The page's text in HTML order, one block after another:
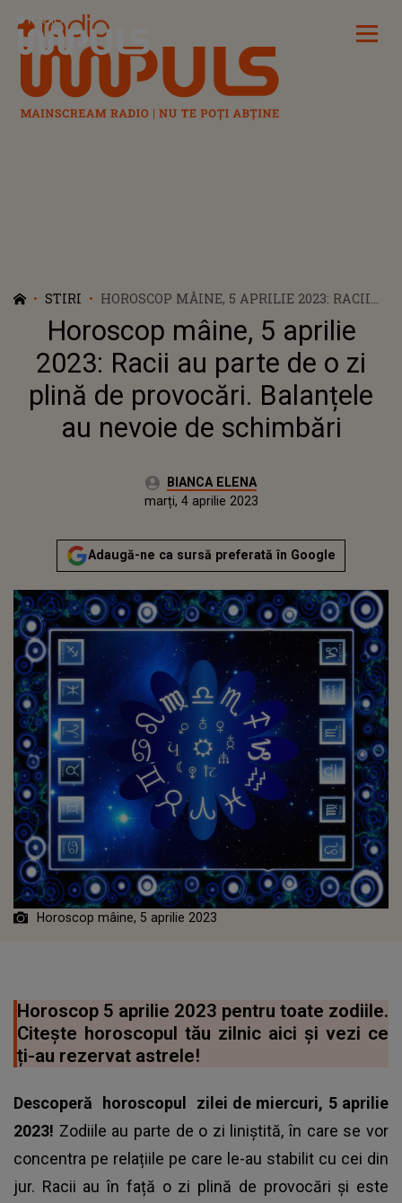
Radio Impuls
STIRI
HOROSCOP MÂINE, 5 APRILIE 2023: RACII
AU PARTE DE O ZI PLINĂ DE PROVOCĂRI.
BALANȚELE AU NEVOIE DE SCHIMBĂRI
Horoscop mâine, 5 aprilie
2023: Racii au parte de o zi
plină de provocări. Balanțele
au nevoie de schimbări
Autor:BIANCA ELENA
Actualizat:
marți, 4 aprilie 2023
Adaugă-ne ca sursă preferată în Google
Horoscop mâine, 5 aprilie 2023
Horoscop 5 aprilie 2023 pentru toate zodiile.
Citește horoscopul tău zilnic aici și vezi ce
ți-au rezervat astrele!
Descoperă horoscopul
zilei de miercuri, 5 aprilie
2023! Zodiile au parte de o zi liniștită, în care se vor
concentra pe relațiile pe care le-au stabilit cu cei din
jur. Racii au în față o zi plină de provocări și este